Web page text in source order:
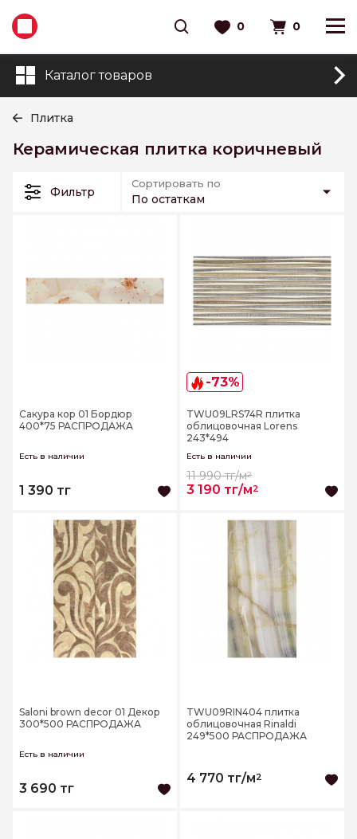
0 0
Каталог товаров
Плитка
Керамическая плитка коричневый
Фильтр
Сортировать по
По остаткам
Сакура кор 01 Бордюр
400*75 РАСПРОДАЖА
Есть в наличии
1 390 тг
-73%
TWU09LRS74R плитка
облицовочная Lorens
243*494
Есть в наличии
3 190 тг/м2
11 990 тг/м2
Saloni brown decor 01 Декор
300*500 РАСПРОДАЖА
Есть в наличии
3 690 тг
TWU09RIN404 плитка
облицовочная Rinaldi
249*500 РАСПРОДАЖА
4 770 тг/м2